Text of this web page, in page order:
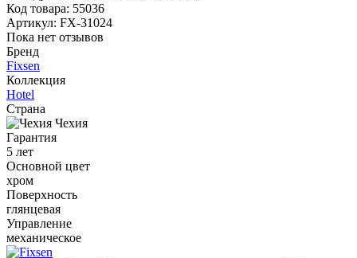
Код товара: 55036
Артикул: FX-31024
Пока нет отзывов
Бренд
Fixsen
Коллекция
Hotel
Страна
Чехия
Гарантия
5 лет
Основной цвет
хром
Поверхность
глянцевая
Управление
механическое